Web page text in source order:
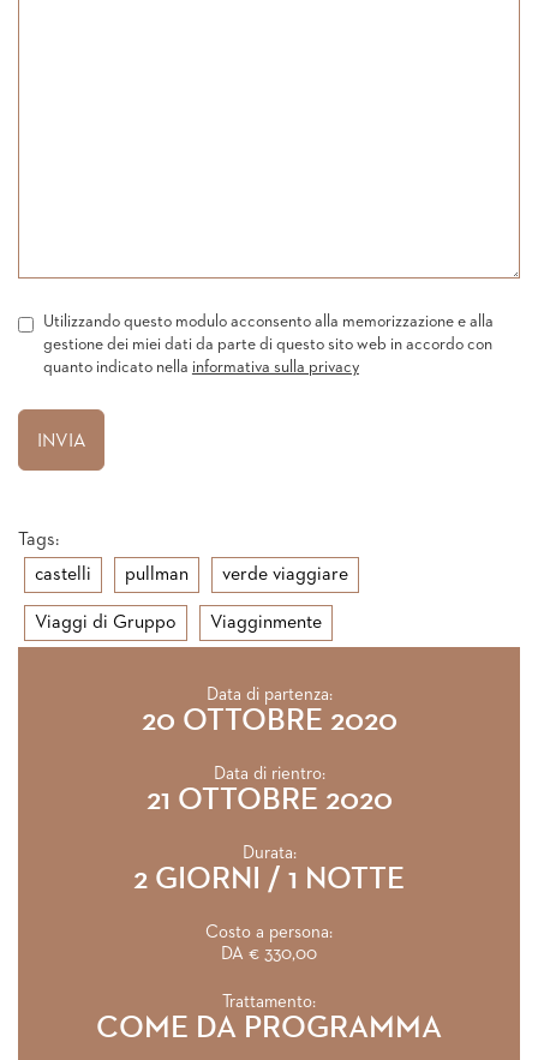
Utilizzando questo modulo acconsento alla memorizzazione e alla
gestione dei miei dati da parte di questo sito web in accordo con
quanto indicato nella informativa sulla privacy
Tags:
castelli
pullman verde viaggiare
Viaggi di Gruppo Viagginmente
Data di partenza:
20 OTTOBRE 2020
Data di rientro:
21 OTTOBRE 2020
Durata:
2 GIORNI / 1 NOTTE
Costo a persona:
DA € 330,00
Trattamento:
COME DA PROGRAMMA